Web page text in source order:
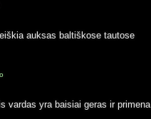
auksas baltiškose tautose
vardas yra baisiai geras ir primena